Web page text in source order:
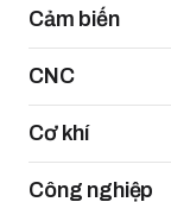
Cảm biến
CNC
Cơ khí
Công nghiệp